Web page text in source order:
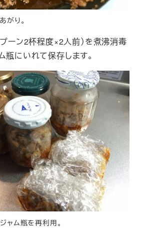
がり。
ーン2杯程度×2人前）を煮沸消毒
瓶にいれて保存します。
ャム瓶を再利用。